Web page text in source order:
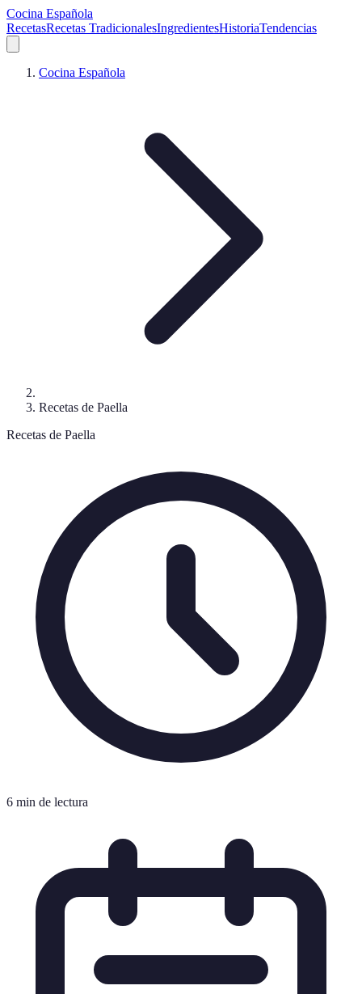
Cocina Española
RecetasRecetas TradicionalesIngredientesHistoriaTendencias
Cocina Española
Recetas de Paella
Recetas de Paella
6 min de lectura